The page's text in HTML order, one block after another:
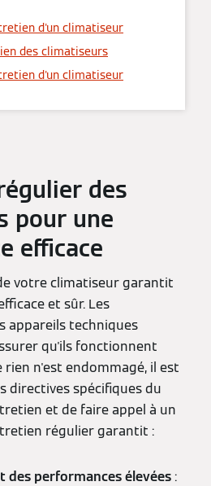
d'un climatiseur
des climatiseurs
d'un climatiseur
des
pour une
efficace
votre climatiseur garantit
et sûr. Les
appareils techniques
qu'ils fonctionnent
n'est endommagé, il est
directives spécifiques du
et de faire appel à un
régulier garantit :
des performances élevées :